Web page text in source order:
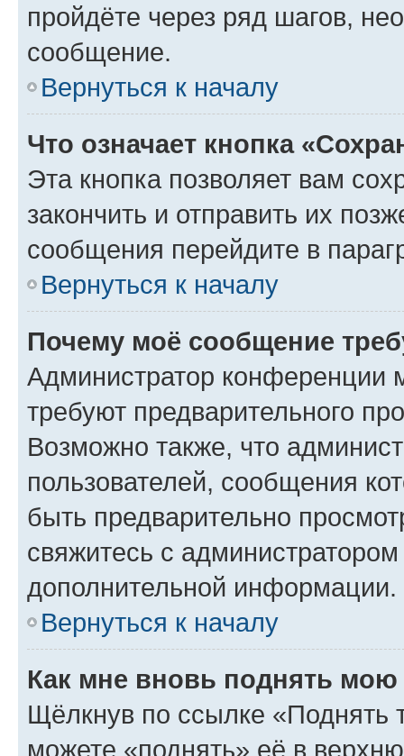
пройдёте через ряд шагов,
сообщение.
Вернуться к началу
Что означает кнопка
Эта кнопка позволяет вам
закончить и отправить их
сообщения перейдите в
Вернуться к началу
Почему моё сообщение
Администратор конференции
требуют предварительного
Возможно также, что
пользователей, сообщения
быть предварительно
свяжитесь с
дополнительной информации.
Вернуться к началу
Как мне вновь поднять мою
Щёлкнув по ссылке «Поднять
можете «поднять» её в